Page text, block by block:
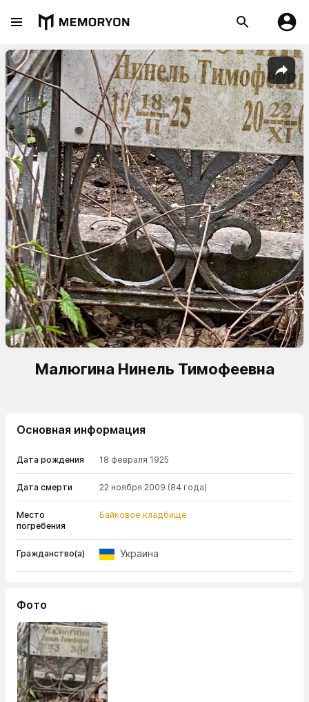
Малюгина Нинель Тимофеевна
Основная информация
Дата рождения 18 февраля 1925
Дата смерти 22 ноября 2009 (84 года)
Место
погребения
Байковое кладбище
Гражданство(а) Украина
Фото